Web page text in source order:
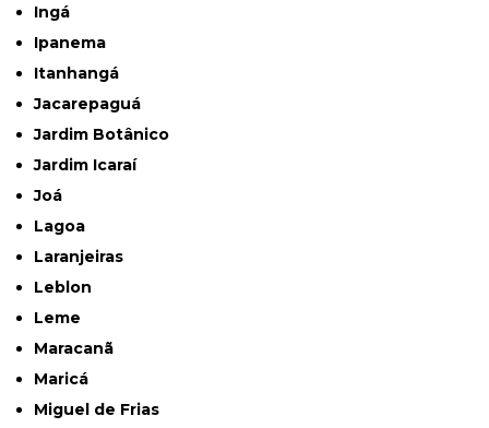
Ingá
Ipanema
Itanhangá
Jacarepaguá
Jardim Botânico
Jardim Icaraí
Joá
Lagoa
Laranjeiras
Leblon
Leme
Maracanã
Maricá
Miguel de Frias